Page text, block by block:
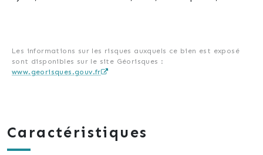
de copropriété : 125,67 €/mois. Taxe foncière : 803
€.
Les informations sur les risques auxquels ce bien est exposé
sont disponibles sur le site Géorisques :
www.georisques.gouv.fr
Caractéristiques